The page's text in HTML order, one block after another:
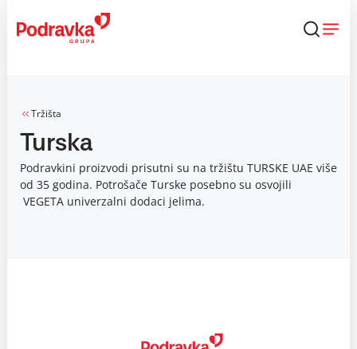
content
Tržišta
Turska
Podravkini proizvodi prisutni su na tržištu TURSKE UAE više
od 35 godina. Potrošače Turske posebno su osvojili
VEGETA univerzalni dodaci jelima.